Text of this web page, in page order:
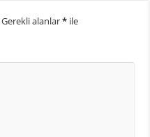
Gerekli alanlar* ile